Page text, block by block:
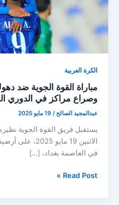
الكرة العربية
مباراة القوة الجوية ضد
وصراع مراكز في الدوري
عبدالمجيد الصالح/ 19 مايو 2025
يستقبل فريق القوة الجوية
الاثنين 19 مايو
في العاصمة بغداد، […]
مباراة
Read Post »